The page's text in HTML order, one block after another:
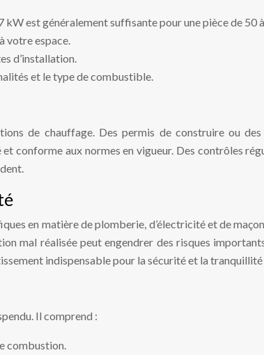
est généralement suffisante pour une pièce de 50
votre espace.
d’installation.
et le type de combustible.
de chauffage. Des permis de construire ou
conforme aux normes en vigueur. Des contrôles
en matière de plomberie, d’électricité et de
mal réalisée peut engendrer des risques
indispensable pour la sécurité et la tranquillité
Il comprend :
combustion.